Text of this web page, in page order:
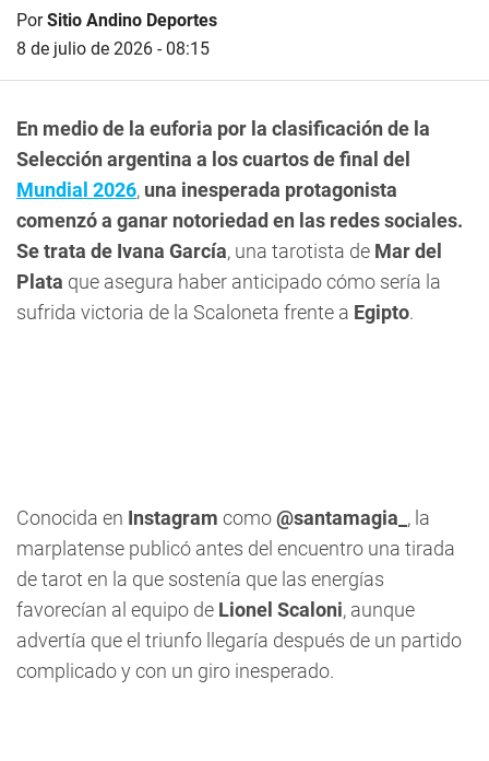
PorSitio Andino Deportes
8 de julio de 2026 - 08:15
En medio de la euforia por la clasificación de la
Selección argentina a los cuartos de final del
Mundial 2026, una inesperada protagonista
comenzó a ganar notoriedad en las redes sociales.
Se trata de Ivana García, una tarotista de Mar del
Plata que asegura haber anticipado cómo sería la
sufrida victoria de la Scaloneta frente a Egipto.
Conocida en Instagram como@santamagia_ , la
marplatense publicó antes del encuentro una tirada
de tarot en la que sostenía que las energías
favorecían al equipo de Lionel Scaloni, aunque
advertía que el triunfo llegaría después de un partido
complicado y con un giro inesperado.